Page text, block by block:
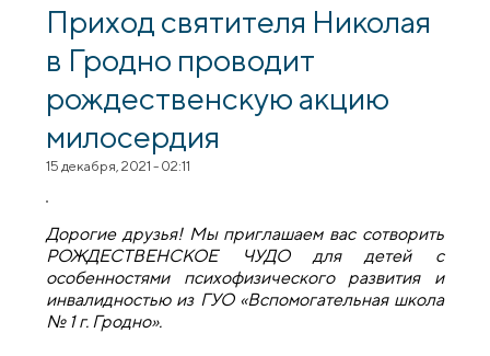
Приход святителя Николая
в Гродно проводит
рождественскую акцию
милосердия
15 декабря, 2021 - 02:11
Дорогие друзья! Мы приглашаем вас сотворить
РОЖДЕСТВЕНСКОЕ ЧУДО для детей с
особенностями психофизического развития и
инвалидностью из ГУО «Вспомогательная школа
№ 1 г. Гродно».